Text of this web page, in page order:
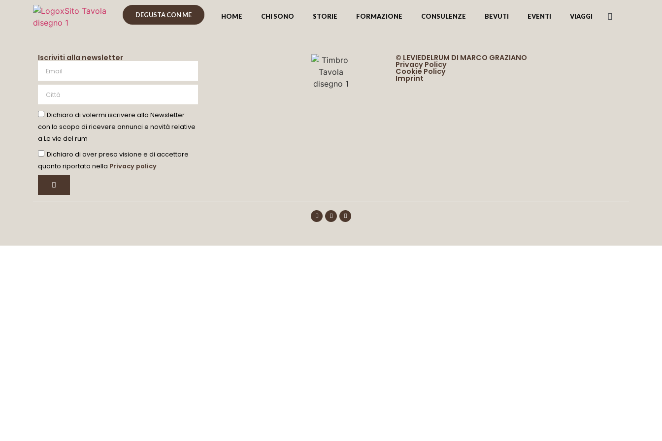
HOME CHI SONO STORIE FORMAZIONE CONSULENZE BEVUTI EVENTI VIAGGI
DEGUSTA CON ME
Iscriviti alla newsletter
Dichiaro di volermi iscrivere alla Newsletter
con lo scopo di ricevere annunci e novità relative
a Le vie del rum
Dichiaro di aver preso visione e di accettare
quanto riportato nella Privacy policy
© LEVIEDELRUM DI MARCO GRAZIANO
Privacy Policy
Cookie Policy
Imprint